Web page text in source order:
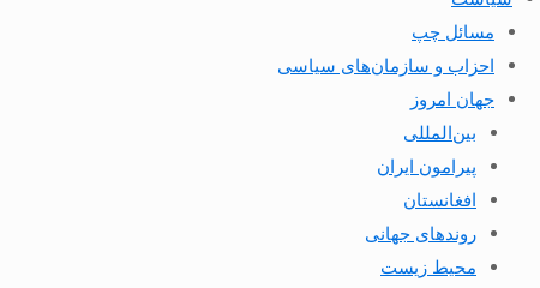
مسائل چپ
احزاب و سازمان‌های سیاسی
جهان امروز
بین‌المللی
پیرامون ایران
افغانستان
روندهای جهانی
محیط زیست